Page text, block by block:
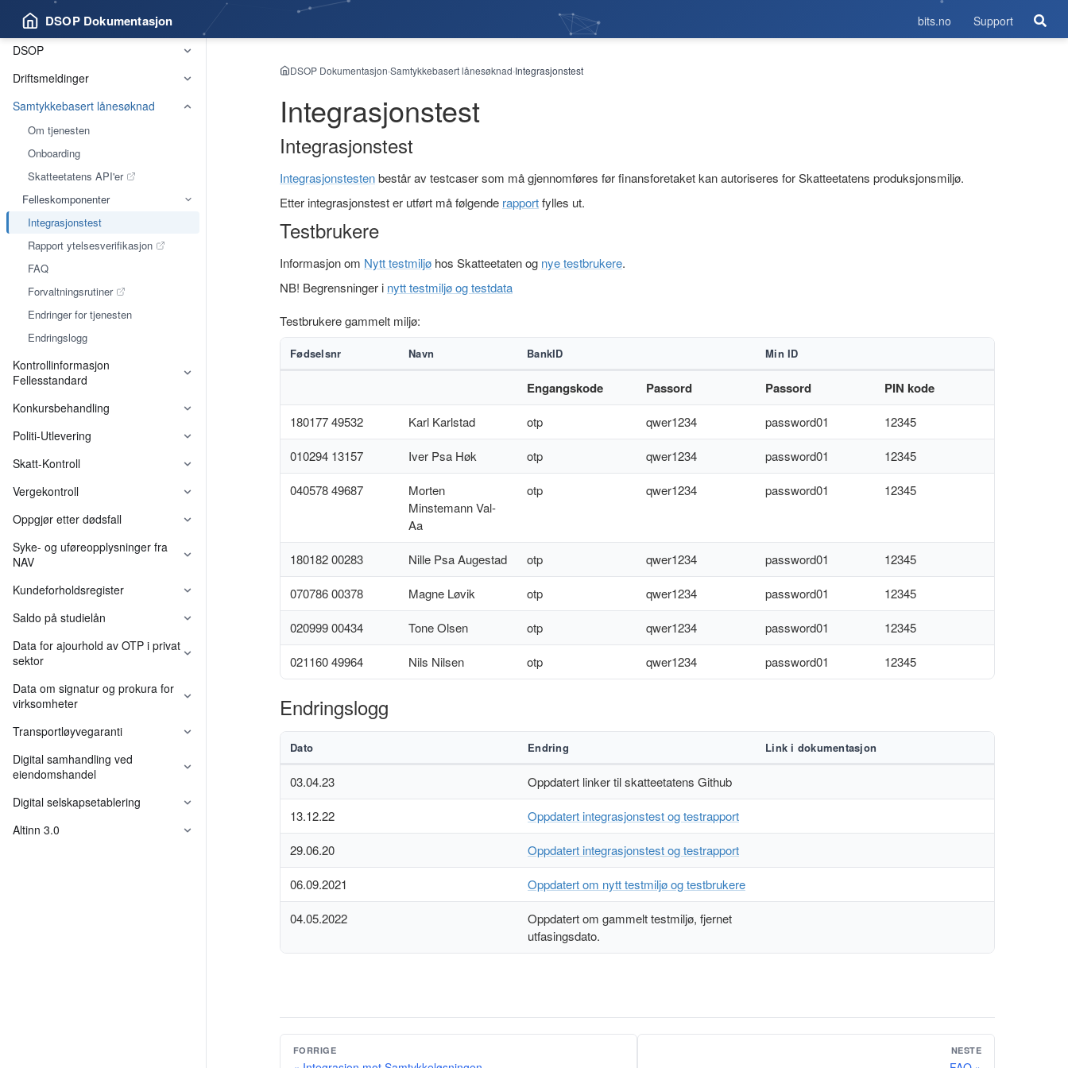
DSOP Dokumentasjon bits.no
Support
DSOP
Driftsmeldinger
Samtykkebasert lånesøknad
Om tjenesten
Onboarding
Skatteetatens API'er
Felleskomponenter
Integrasjonstest
Rapport ytelsesverifikasjon
FAQ
Forvaltningsrutiner
Endringer for tjenesten
Endringslogg
Kontrollinformasjon
Fellesstandard
Konkursbehandling
Politi-Utlevering
Skatt-Kontroll
Vergekontroll
Oppgjør etter dødsfall
Syke- og uføreopplysninger fra
NAV
Kundeforholdsregister
Saldo på studielån
Felleskomponenter
Data for ajourhold av OTP i privat
sektor
Data om signatur og prokura for
virksomheter
Transportløyvegaranti
Digital samhandling ved
eiendomshandel
Digital selskapsetablering
Altinn 3.0
DSOP Dokumentasjon›Samtykkebasert lånesøknad›Integrasjonstest
Integrasjonstest
Integrasjonstest
Integrasjonstestenbestår av testcaser som må gjennomføres før finansforetaket kan autoriseres for Skatteetatens produksjonsmiljø.
Etter integrasjonstest er utført må følgende rapportfylles ut.
Testbrukere
Informasjon om Nytt testmiljø hos Skatteetaten og nye testbrukere.
NB! Begrensninger i nytt testmiljø og testdata
Testbrukere gammelt miljø:
Fødselsnr Navn BankID Min ID
Engangskode Passord Passord PIN kode
180177 49532 Karl Karlstad otp qwer1234 password01 12345
010294 13157 Iver Psa Høk otp qwer1234 password01 12345
040578 49687
Morten
Minstemann Val-
Aa
otp qwer1234 password01 12345
180182 00283 Nille Psa Augestad otp qwer1234 password01 12345
070786 00378 Magne Løvik otp qwer1234 password01 12345
020999 00434 Tone Olsen otp qwer1234 password01 12345
021160 49964 Nils Nilsen otp qwer1234 password01 12345
Endringslogg
Dato Endring Link i dokumentasjon
03.04.23 Oppdatert linker til skatteetatens Github
13.12.22 Oppdatert integrasjonstest og testrapport
29.06.20 Oppdatert integrasjonstest og testrapport
06.09.2021 Oppdatert om nytt testmiljø og testbrukere
04.05.2022
Oppdatert om gammelt testmiljø, fjernet
utfasingsdato.
FORRIGE NESTE